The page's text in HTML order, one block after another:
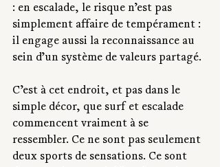
: en escalade, le risque n’est pas
simplement affaire de tempérament :
il engage aussi la reconnaissance au
sein d’un système de valeurs partagé.
C’est à cet endroit, et pas dans le
simple décor, que surf et escalade
commencent vraiment à se
ressembler. Ce ne sont pas seulement
deux sports de sensations. Ce sont